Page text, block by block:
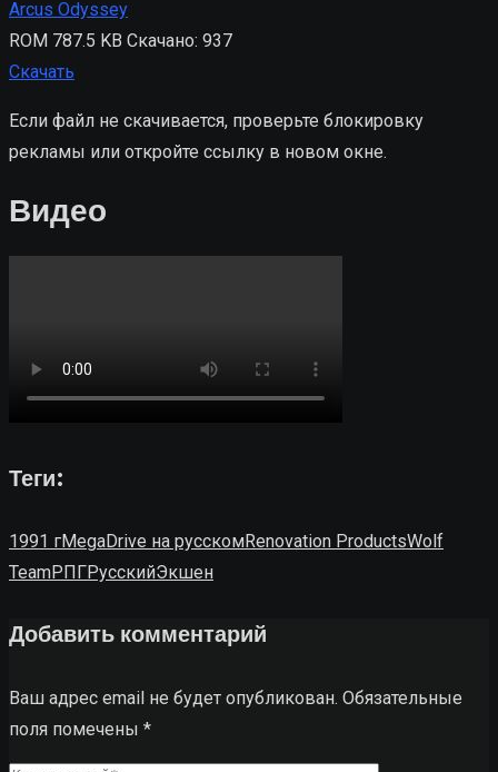
Arcus Odyssey
ROM 787.5 KB Скачано: 937
Скачать
Если файл не скачивается, проверьте блокировку
рекламы или откройте ссылку в новом окне.
Видео
Теги:
1991 гMegaDrive на русскомRenovation ProductsWolf
TeamРПГРусскийЭкшен
Добавить комментарий
Ваш адрес email не будет опубликован. Обязательные
поля помечены *